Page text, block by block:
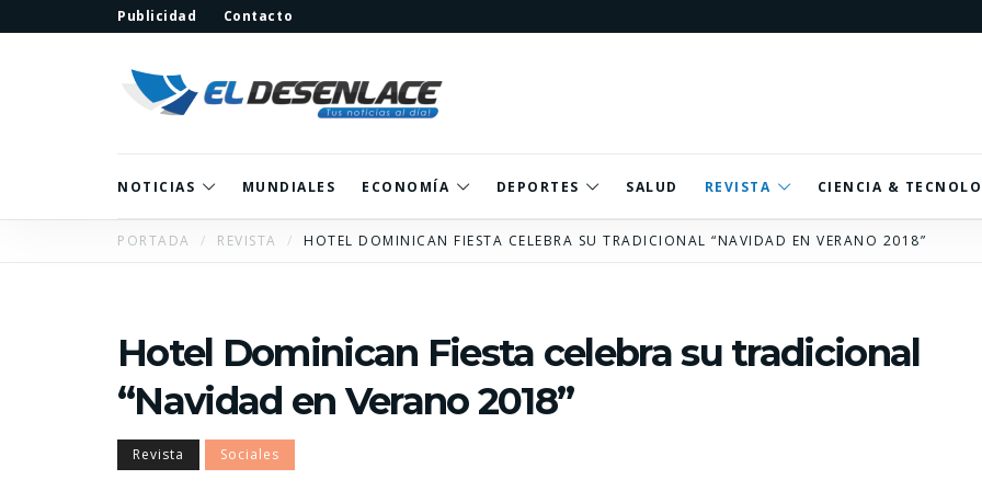
Publicidad Contacto
NOTICIAS MUNDIALES ECONOMÍA DEPORTES SALUD REVISTA CIENCIA &
PORTADA REVISTA HOTEL DOMINICAN FIESTA CELEBRA SU TRADICIONAL “NAVIDAD EN VERANO 2018”
Hotel Dominican Fiesta celebra su tradicional
“Navidad en Verano 2018”
Revista Sociales